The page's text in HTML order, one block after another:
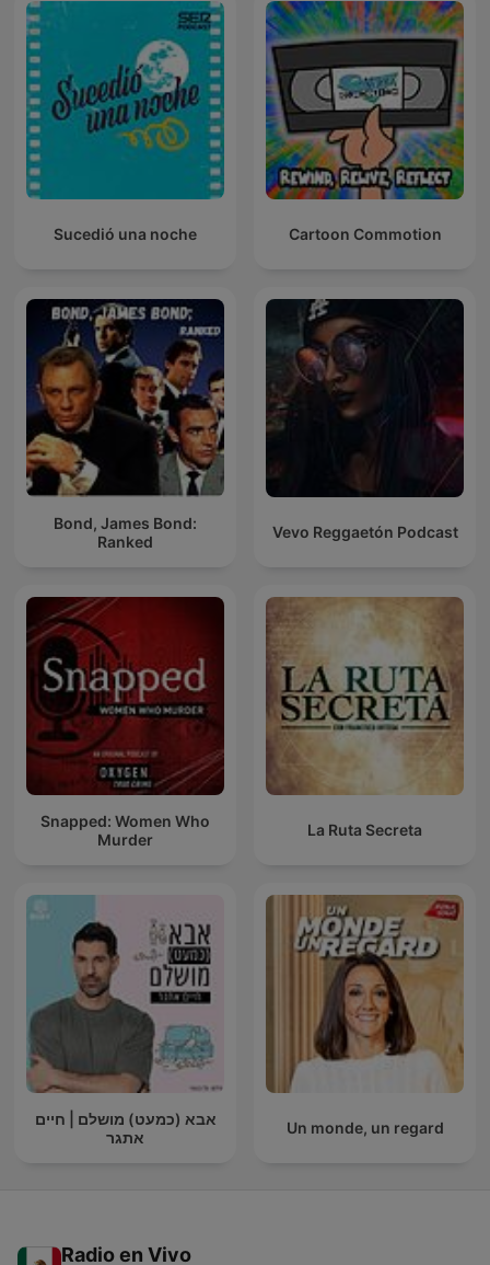
Sucedió una noche Cartoon Commotion
Bond, James Bond:
Ranked
Vevo Reggaetón Podcast
Snapped: Women Who
Murder
La Ruta Secreta
אבא (כמעט) מושלם | חיים
אתגר
Un monde, un regard
Radio en Vivo